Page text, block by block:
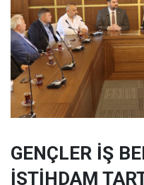
GENÇLER İŞ
İSTİHDAM